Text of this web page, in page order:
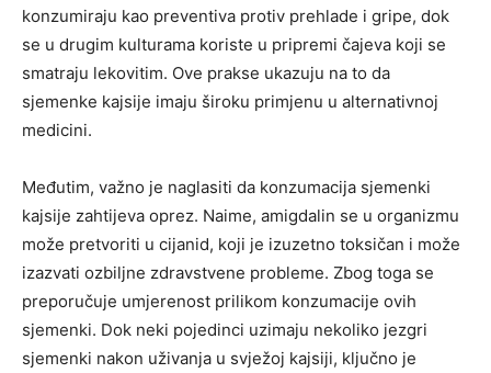
konzumiraju kao preventiva protiv prehlade i gripe, dok
se u drugim kulturama koriste u pripremi čajeva koji se
smatraju lekovitim. Ove prakse ukazuju na to da
sjemenke kajsije imaju široku primjenu u alternativnoj
medicini.
Međutim, važno je naglasiti da konzumacija sjemenki
kajsije zahtijeva oprez. Naime, amigdalin se u organizmu
može pretvoriti u cijanid, koji je izuzetno toksičan i može
izazvati ozbiljne zdravstvene probleme. Zbog toga se
preporučuje umjerenost prilikom konzumacije ovih
sjemenki. Dok neki pojedinci uzimaju nekoliko jezgri
sjemenki nakon uživanja u svježoj kajsiji, ključno je